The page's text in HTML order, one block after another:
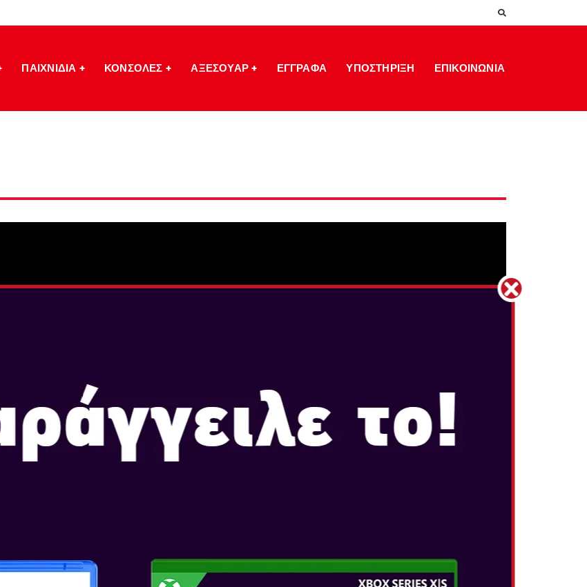
ΠΑΙΧΝΙΔΙΑ ΚΟΝΣΟΛΕΣ ΑΞΕΣΟΥΑΡ ΕΓΓΡΑΦΑ ΥΠΟΣΤΗΡΙΞΗ ΕΠΙΚΟΙΝΩΝΙΑ
ΑΓΟΡΑΣΕ ΤΩΡΑ
KIRBY AIR RIDERS
Κάντε επίθεση, σπριντ και περιστροφή για να αντιμετωπίσετε τους
αντιπάλους σας στο Kirby Air Riders, ένα παιχνίδι δράσης με οχήματα